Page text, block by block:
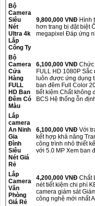
Bộ
Camera
Siêu
Nét
Ultra 4k
Lắp
Công Ty
9,800,000 VNĐ Hình
hơn trang bị đặt biệt
megapixel Đáp ứng
Bộ
Camera
Cửa
Hàng
FULL
HD Ban
Đêm Có
Màu
6,100,000 VNĐ Chức
FULL HD 1080P
luôn được ứng dụng
ban đêm Full Color
tiết kiệm Chất không
BCS Hệ thống ỗn
Lắp
camera
An Ninh
Gia
Đình
Siêu
Nét Giá
Rẻ
6,100,000 VNĐ Với
kết hợp khả năng
công trình nhỏ thiết
với 5.0 MP Xem ban
Lắp
Camera
Văn
Phòng
Giá Rẻ
4,200,000 VNĐ Chất
nét tiết kiệm chi phí
camera giám sát
công nghệ mới nhất